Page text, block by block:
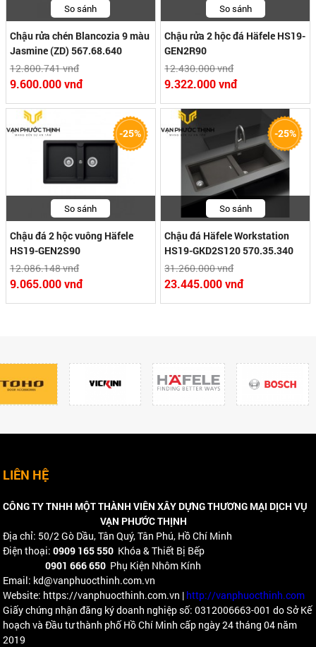
So sánh
Chậu rửa chén Blancozia 9 màu
Jasmine (ZD) 567.68.640
12.800.741 vnđ
9.600.000 vnđ
So sánh
Chậu rửa 2 hộc đá Häfele HS19-
GEN2R90
12.430.000 vnđ
9.322.000 vnđ
So sánh
Chậu đá 2 hộc vuông Häfele
HS19-GEN2S90
12.086.148 vnđ
9.065.000 vnđ
-25%
So sánh
Chậu đá Häfele Workstation
HS19-GKD2S120 570.35.340
31.260.000 vnđ
23.445.000 vnđ
-25%
LIÊN HỆ
CÔNG TY TNHH MỘT THÀNH VIÊN XÂY DỰNG THƯƠNG MẠI DỊCH VỤ
VẠN PHƯỚC THỊNH
Địa chỉ: 50/2 Gò Dầu, Tân Quý, Tân Phú, Hồ Chí Minh
Điện thoại:0909 165 550 Khóa & Thiết Bị Bếp
0901 666 650 Phụ Kiện Nhôm Kính
Email: kd@vanphuocthinh.com.vn
Website: https://vanphuocthinh.com.vn | http://vanphuocthinh.com
Giấy chứng nhận đăng ký doanh nghiệp số: 0312006663-001 do Sở Kế
hoạch và Đầu tư thành phố Hồ Chí Minh cấp ngày 24 tháng 04 năm
2019